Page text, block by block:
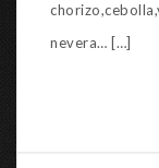
nevera… […]